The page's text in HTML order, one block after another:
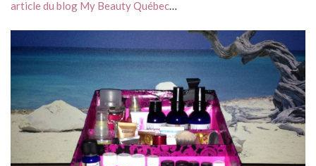
article du blog My Beauty Québec…